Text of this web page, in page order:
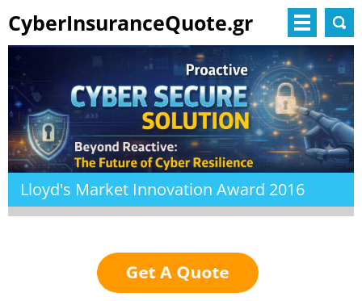
CyberInsuranceQuote.gr
Lloyd's Market Innovation Award 2016